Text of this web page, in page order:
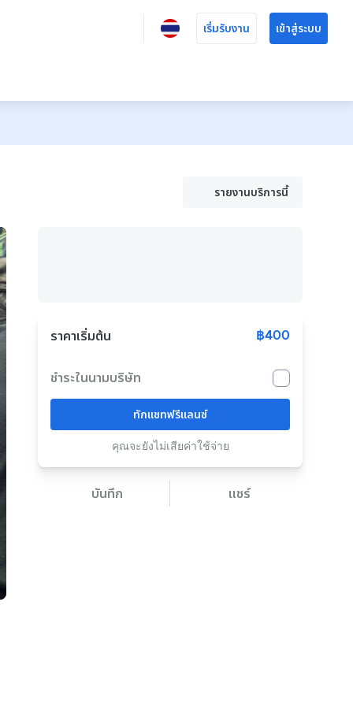
เริ่มรับงาน เข้าสู่ระบบ
รายงานบริการนี้
ราคาเริ่มต้น ฿400
ชำระในนามบริษัท
ทักแชทฟรีแลนซ์
คุณจะยังไม่เสียค่าใช้จ่าย
บันทึก แชร์